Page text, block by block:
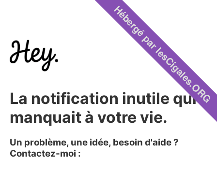
La notification inutile qui
manquait à votre vie.
Un problème, une idée, besoin d'aide ?
Contactez-moi :
Hébergé par lesCigales.ORG